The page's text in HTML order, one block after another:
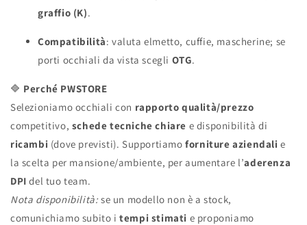
graffio (K).
Compatibilità: valuta elmetto, cuffie, mascherine; se
porti occhiali da vista scegli OTG.
🔷 Perché PWSTORE
Selezioniamo occhiali con rapporto qualità/prezzo
competitivo, schede tecniche chiare e disponibilità di
ricambi (dove previsti). Supportiamoforniture aziendali e
la scelta per mansione/ambiente, per aumentare l’aderenza
DPI del tuo team.
Nota disponibilità:se un modello non è a stock,
comunichiamo subito itempi stimati e proponiamo